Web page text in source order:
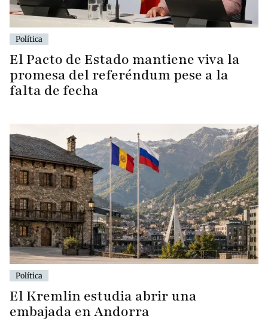
Política
El Pacto de Estado mantiene viva la
promesa del referéndum pese a la
falta de fecha
Política
El Kremlin estudia abrir una
embajada en Andorra